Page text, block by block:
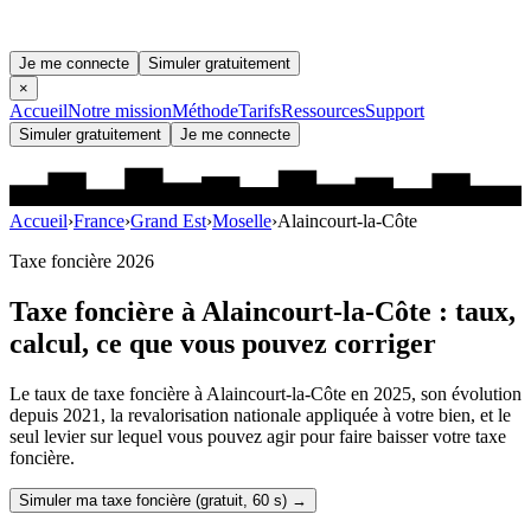
Je me connecte
Simuler gratuitement
×
AccueilNotre missionMéthodeTarifsRessourcesSupport
Simuler gratuitement Je me connecte
Accueil›France›Grand Est›Moselle›Alaincourt-la-Côte
Taxe foncière 2026
Taxe foncière àAlaincourt-la-Côte : taux,
calcul, ce que vous pouvez corriger
Le taux de taxe foncière à Alaincourt-la-Côte en 2025, son évolution
depuis 2021, la revalorisation nationale appliquée à votre bien, et le
seul levier sur lequel vous pouvez agir pour faire baisser votre taxe
foncière.
Simuler ma taxe foncière (gratuit, 60 s) →